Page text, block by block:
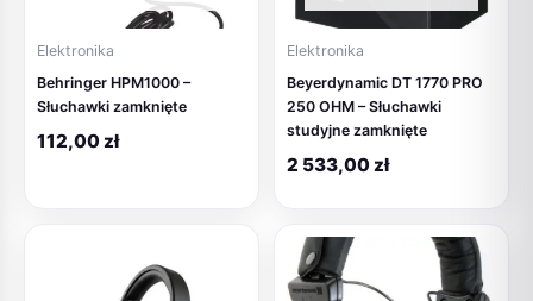
Elektronika
Behringer HPM1000 –
Słuchawki zamknięte
112,00 zł
Elektronika
Beyerdynamic DT 1770 PRO
250 OHM – Słuchawki
studyjne zamknięte
2 533,00 zł